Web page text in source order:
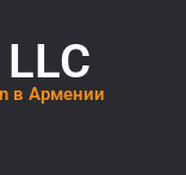
в Армении